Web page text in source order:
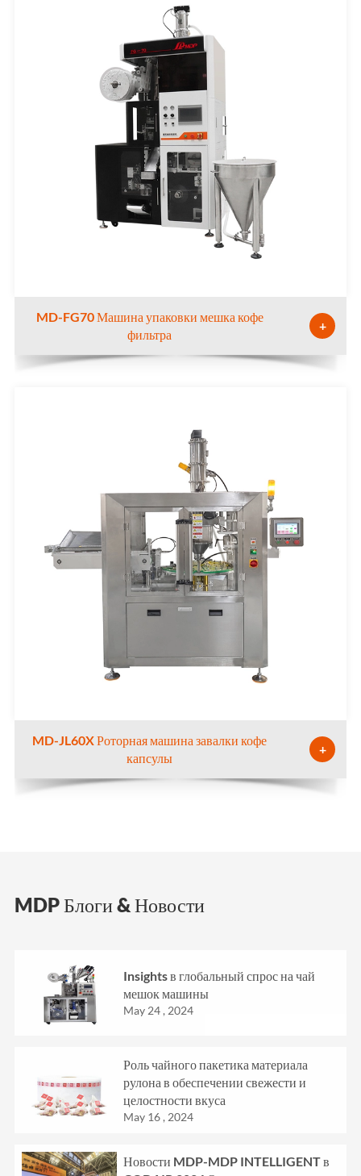
MD-FG70 Машина упаковки мешка кофе
фильтра
+
MD-JL60X Роторная машина завалки кофе
капсулы
+
MDP Блоги & Новости
Insights в глобальный спрос на чай
мешок машины
May 24 , 2024
Роль чайного пакетика материала
рулона в обеспечении свежести и
целостности вкуса
May 16 , 2024
Новости MDP-MDP INTELLIGENT в